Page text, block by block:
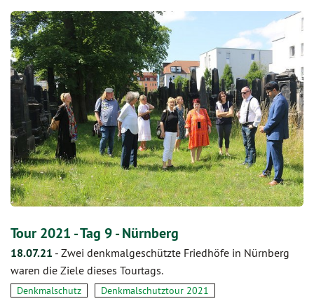
Tour 2021 - Tag 9 - Nürnberg
18.07.21 - Zwei denkmalgeschützte Friedhöfe in Nürnberg
waren die Ziele dieses Tourtags.
Denkmalschutz Denkmalschutztour 2021